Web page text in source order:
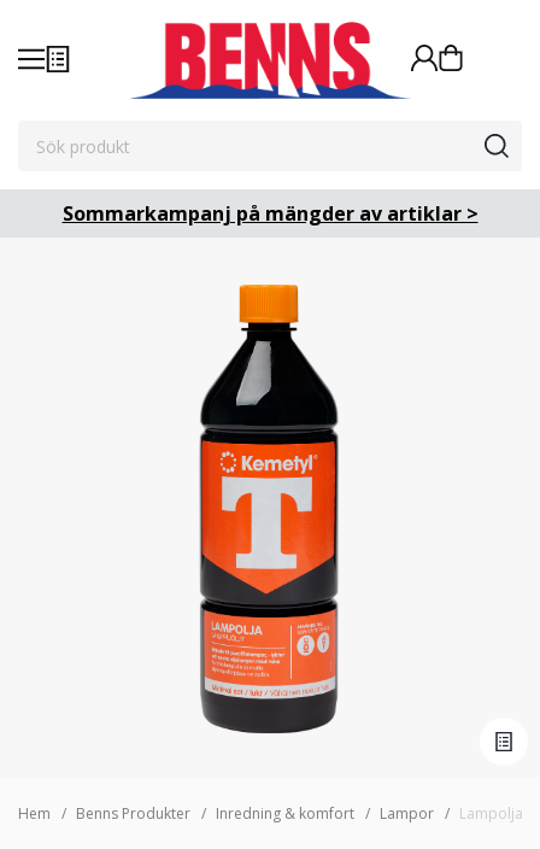
Sommarkampanj på mängder av artiklar >
Hem Benns Produkter Inredning & komfort Lampor Lampolja